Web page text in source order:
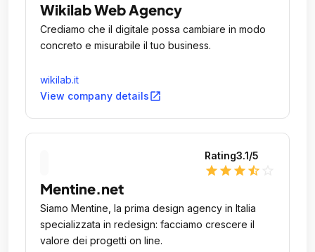
Wikilab Web Agency
Crediamo che il digitale possa cambiare in modo
concreto e misurabile il tuo business.
wikilab.it
View company detailsopen_in_new
Rating3.1/5
star star star star_half
Mentine.net
Siamo Mentine, la prima design agency in Italia
specializzata in redesign: facciamo crescere il
valore dei progetti on line.